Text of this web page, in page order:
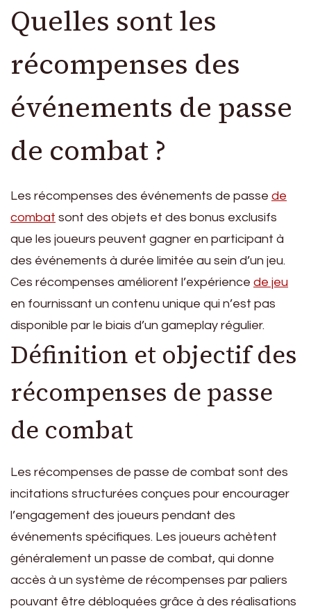
Quelles sont les
récompenses des
événements de passe
de combat ?
Les récompenses des événements de passe de
combat sont des objets et des bonus exclusifs
que les joueurs peuvent gagner en participant à
des événements à durée limitée au sein d’un jeu.
Ces récompenses améliorent l’expérience de jeu
en fournissant un contenu unique qui n’est pas
disponible par le biais d’un gameplay régulier.
Définition et objectif des
récompenses de passe
de combat
Les récompenses de passe de combat sont des
incitations structurées conçues pour encourager
l’engagement des joueurs pendant des
événements spécifiques. Les joueurs achètent
généralement un passe de combat, qui donne
accès à un système de récompenses par paliers
pouvant être débloquées grâce à des réalisations